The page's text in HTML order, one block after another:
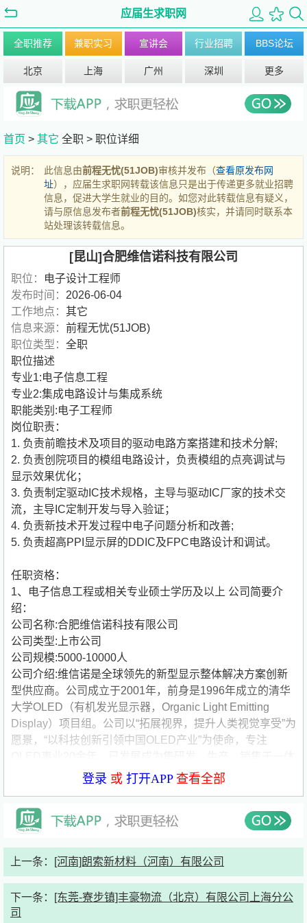
应届生求职网
全职推荐 兼职实习 宣讲会 行业招聘 BBS论坛
北京 上海 广州 深圳 更多
首页 > 其它 全职 > 职位详细
说明： 此信息由前程无忧(51JOB)审核并发布（查看原发布网
址），应届生求职网转载该信息只是出于传递更多就业招聘
信息，促进大学生就业的目的。如您对此转载信息有疑义，
请与原信息发布者前程无忧(51JOB)核实，并请同时联系本
站处理该转载信息。
[昆山]合肥维信诺科技有限公司
职位：
电子设计工程师
发布时间： 2026-06-04
工作地点： 其它
信息来源： 前程无忧(51JOB)
职位类型： 全职
职位描述
专业1:电子信息工程
专业2:集成电路设计与集成系统
职能类别:电子工程师
岗位职责：
1. 负责前瞻技术及项目的驱动电路方案搭建和技术分解;
2. 负责创院项目的模组电路设计，负责模组的点亮调试与
显示效果优化；
3. 负责制定驱动IC技术规格，主导与驱动IC厂家的技术交
流，主导IC定制开发与导入验证；
4. 负责新技术开发过程中电子问题分析和改善;
5. 负责超高PPI显示屏的DDIC及FPC电路设计和调试。
任职资格：
1、电子信息工程或相关专业硕士学历及以上 公司简要介
绍：
公司名称:合肥维信诺科技有限公司
公司类型:上市公司
公司规模:5000-10000人
公司介绍:维信诺是全球领先的新型显示整体解决方案创新
型供应商。公司成立于2001年，前身是1996年成立的清华
大学OLED（有机发光显示器，Organic Light Emitting
Display）项目组。公司以“拓展视界，提升人类视觉享受”为
愿景，“以科技创新引领中国OLED产业”为使命，专注
的全球OLED产业领军企业。 以自主创新占领技术高地，拥
热点。维信诺坚持自主创新，坚持从基础研究到中试生产再
到大规模量产的发展节奏，稳步发展OLED技术和产业。
登录 或 打开APP查看全部
上一条： [河南]朗索新材料（河南）有限公司
下一条：
[东莞-寮步镇]丰豪物流（北京）有限公司上海分公
司